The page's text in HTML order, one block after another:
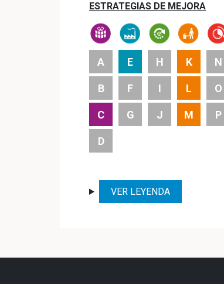
ESTRATEGIAS DE MEJORA
A
B
C
D
E
F
G
H
I
J
K
L
M
N
O
P
VER LEYENDA